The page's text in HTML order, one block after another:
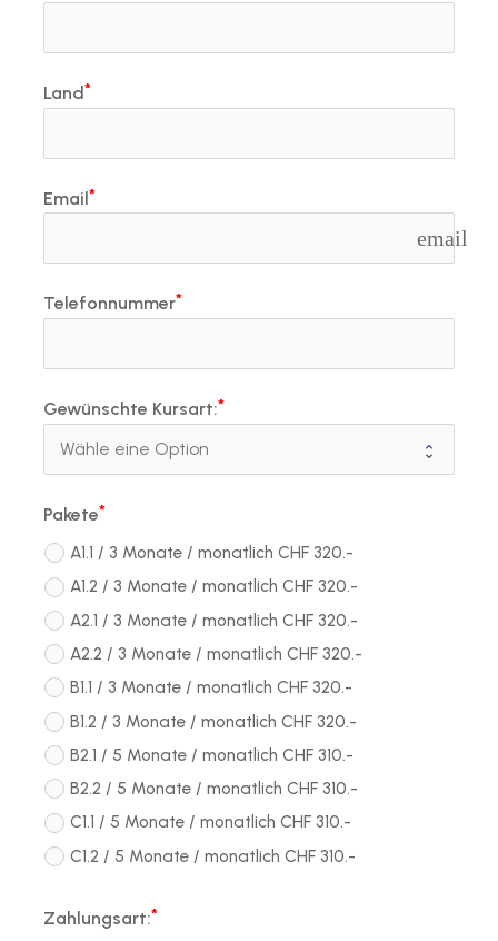
Land
Email
email
Telefonnummer
Gewünschte Kursart:
Pakete
A1.1 / 3 Monate / monatlich CHF 320.-
A1.2 / 3 Monate / monatlich CHF 320.-
A2.1 / 3 Monate / monatlich CHF 320.-
A2.2 / 3 Monate / monatlich CHF 320.-
B1.1 / 3 Monate / monatlich CHF 320.-
B1.2 / 3 Monate / monatlich CHF 320.-
B2.1 / 5 Monate / monatlich CHF 310.-
B2.2 / 5 Monate / monatlich CHF 310.-
C1.1 / 5 Monate / monatlich CHF 310.-
C1.2 / 5 Monate / monatlich CHF 310.-
Zahlungsart: